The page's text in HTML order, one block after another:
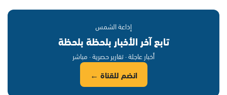
إذاعة الشمس
تابع آخر الأخبار بلحظة بلحظة
أخبار عاجلة · تقارير حصرية · مباشر
انضم للقناة ←